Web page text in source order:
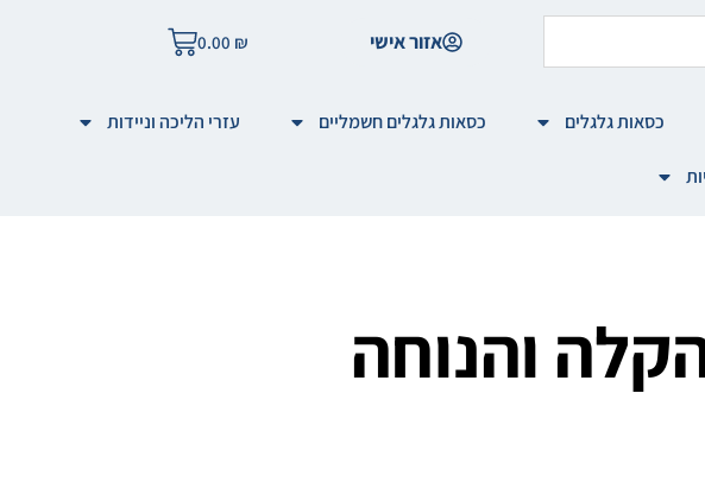
אזור אישי 0.00 ₪
כסאות גלגלים כסאות גלגלים חשמליים עזרי הליכה וניידות
והנוחה